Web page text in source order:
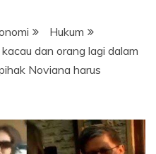
Hukum
dan orang lagi dalam
Noviana harus